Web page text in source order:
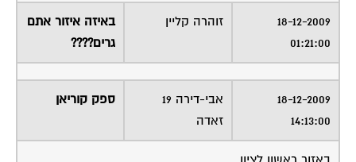
18-12-2009
01:21:00
זוהרה קליין
באיזה איזור אתם
גרים????
18-12-2009
14:13:00
אבי-דירה 19
זאדה
ספק קוריאן
באזור ראשון לציון.